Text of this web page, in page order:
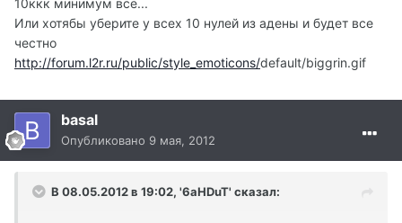
10ккк минимум все...
Или хотябы уберите у всех 10 нулей из адены и будет все
честно
http://forum.l2r.ru/public/style_emoticons/default/biggrin.gif
basal
Опубликовано 9 мая, 2012
В 08.05.2012 в 19:02, '6aHDuT' сказал: